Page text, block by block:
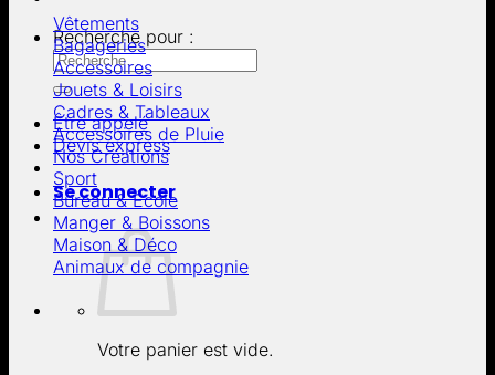
Recherche pour :
Être appelé
Devis express
Se connecter
Votre panier est vide.
Vêtements
Bagageries
Accessoires
Jouets & Loisirs
Cadres & Tableaux
Accessoires de Pluie
Nos Créations
Sport
Bureau & École
Manger & Boissons
Maison & Déco
Animaux de compagnie